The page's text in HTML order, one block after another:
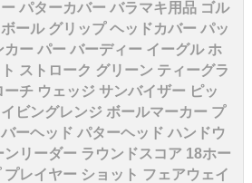
パターカバー バラマキ用品 ゴル
ール グリップ ヘッドカバー パッ
カー パー バーディー イーグル ホ
ストローク グリーン ティーグラ
チ ウェッジ サンバイザー ピッ
ビングレンジ ボールマーカー プ
ーヘッド パターヘッド ハンドウ
ンリーダー ラウンドスコア 18ホー
レイヤー ショット フェアウェイ